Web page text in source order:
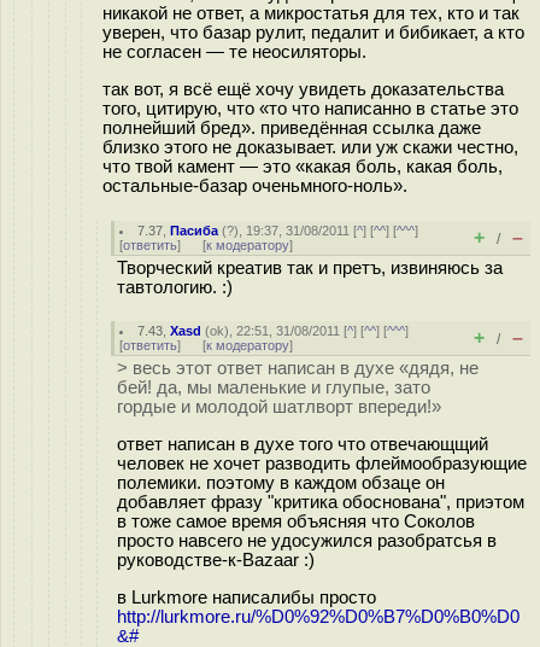
никакой не ответ, а микростатья для тех, кто и так
уверен, что базар рулит, педалит и бибикает, а кто
не согласен — те неосиляторы.
так вот, я всё ещё хочу увидеть доказательства
того, цитирую, что «то что написанно в статье это
полнейший бред». приведённая ссылка даже
близко этого не доказывает. или уж скажи честно,
что твой камент — это «какая боль, какая боль,
остальные-базар оченьмного-ноль».
7.37 ,Пасиба (?), 19:37, 31/08/2011 [^] [^^] [^^^]
[ответить] [к модератору] + / –
Творческий креатив так и претъ, извиняюсь за
тавтологию. :)
7.43 ,Xasd (ok), 22:51, 31/08/2011 [^] [^^] [^^^]
[ответить] [к модератору] + / –
> весь этот ответ написан в духе «дядя, не
бей! да, мы маленькие и глупые, зато
гордые и молодой шатлворт впереди!»
ответ написан в духе того что отвечающщий
человек не хочет разводить флеймообразующие
полемики. поэтому в каждом обзаце он
добавляет фразу "критика обоснована", приэтом
в тоже самое время объясняя что Соколов
просто навсего не удосужился разобратсья в
руководстве-к-Bazaar :)
в Lurkmore написалибы просто
http://lurkmore.ru/%D0%92%D0%B7%D0%B0%D0
&#